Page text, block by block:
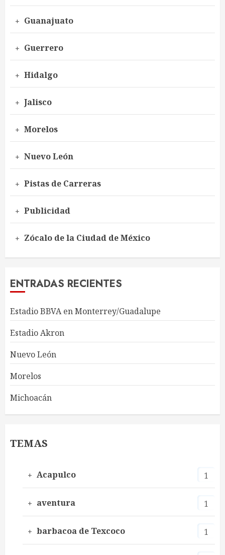
Guanajuato
Guerrero
Hidalgo
Jalisco
Morelos
Nuevo León
Pistas de Carreras
Publicidad
Zócalo de la Ciudad de México
ENTRADAS RECIENTES
Estadio BBVA en Monterrey/Guadalupe
Estadio Akron
Nuevo León
Morelos
Michoacán
TEMAS
Acapulco 1
aventura 1
barbacoa de Texcoco 1